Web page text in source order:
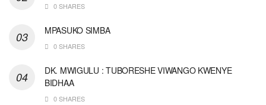
0 SHARES
MPASUKO SIMBA
0 SHARES
DK. MWIGULU : TUBORESHE VIWANGO KWENYE
BIDHAA
0 SHARES